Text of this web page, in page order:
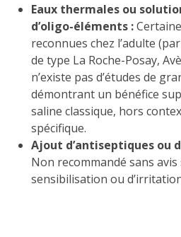
Eaux thermales ou
d’oligo-éléments :
reconnues chez l’adulte
de type La Roche-Posay,
n’existe pas d’études de
démontrant un bénéfice
saline classique, hors
spécifique.
Ajout d’antiseptiques ou
Non recommandé sans
sensibilisation ou